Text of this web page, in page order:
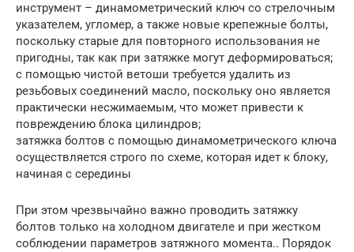
инструмент – динамометрический ключ со стрелочным
указателем, угломер, а также новые крепежные болты,
поскольку старые для повторного использования не
пригодны, так как при затяжке могут деформироваться;
с помощью чистой ветоши требуется удалить из
резьбовых соединений масло, поскольку оно является
практически несжимаемым, что может привести к
повреждению блока цилиндров;
затяжка болтов с помощью динамометрического ключа
осуществляется строго по схеме, которая идет к блоку,
начиная с середины
При этом чрезвычайно важно проводить затяжку
болтов только на холодном двигателе и при жестком
соблюдении параметров затяжного момента.. Порядок